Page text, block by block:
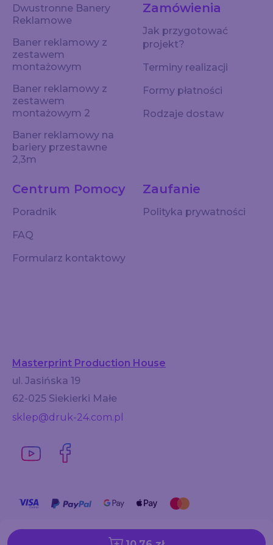
Dwustronne Banery
Reklamowe
Baner reklamowy z
zestawem
montażowym
Baner reklamowy z
zestawem
montażowym 2
Baner reklamowy na
bariery przestawne
2,3m
Centrum Pomocy
Poradnik
FAQ
Formularz kontaktowy
Zaufanie
Polityka prywatności
Zamówienia
Jak przygotować
projekt?
Terminy realizacji
Formy płatności
Rodzaje dostaw
Masterprint Production House
ul. Jasińska 19
62-025 Siekierki Małe
sklep@druk-24.com.pl